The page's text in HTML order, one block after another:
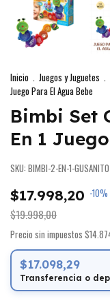
Inicio . Juegos y Juguetes .
Juego Para El Agua Bebe
Bimbi Set
En 1
SKU: BIMBI-2-EN-1-
$17.998,20 -10%
$19.998,00
Precio sin impuestos
$17.098,29
Transferencia o